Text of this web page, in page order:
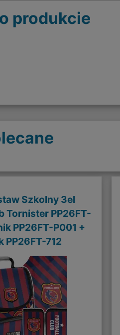
produkcie
Szkolny 3el
Tornister PP26FT-
PP26FT-P001 +
PP26FT-712